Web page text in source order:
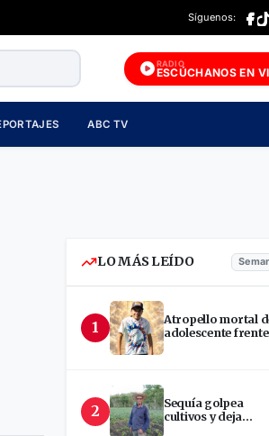
Síguenos:
RADIO
ESCÚCHANOS EN
ABC TV
LO MÁS LEÍDO
1
Atropello mortal
adolescente frente
2
Sequía golpea
cultivos y deja